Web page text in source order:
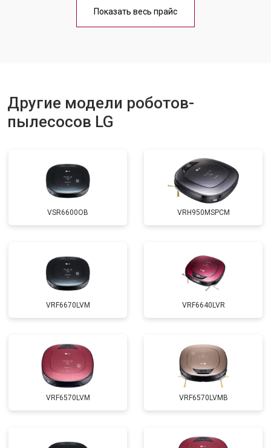
Показать весь прайс
Другие модели роботов-
пылесосов LG
VSR6600OB VRH950MSPCM
VRF6670LVM VRF6640LVR
VRF6570LVM VRF6570LVMB